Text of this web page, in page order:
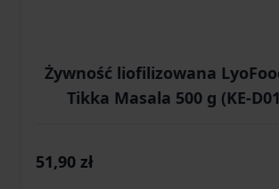
Żywność liofilizowana
Tikka Masala 500 g (KE-
51,90 zł